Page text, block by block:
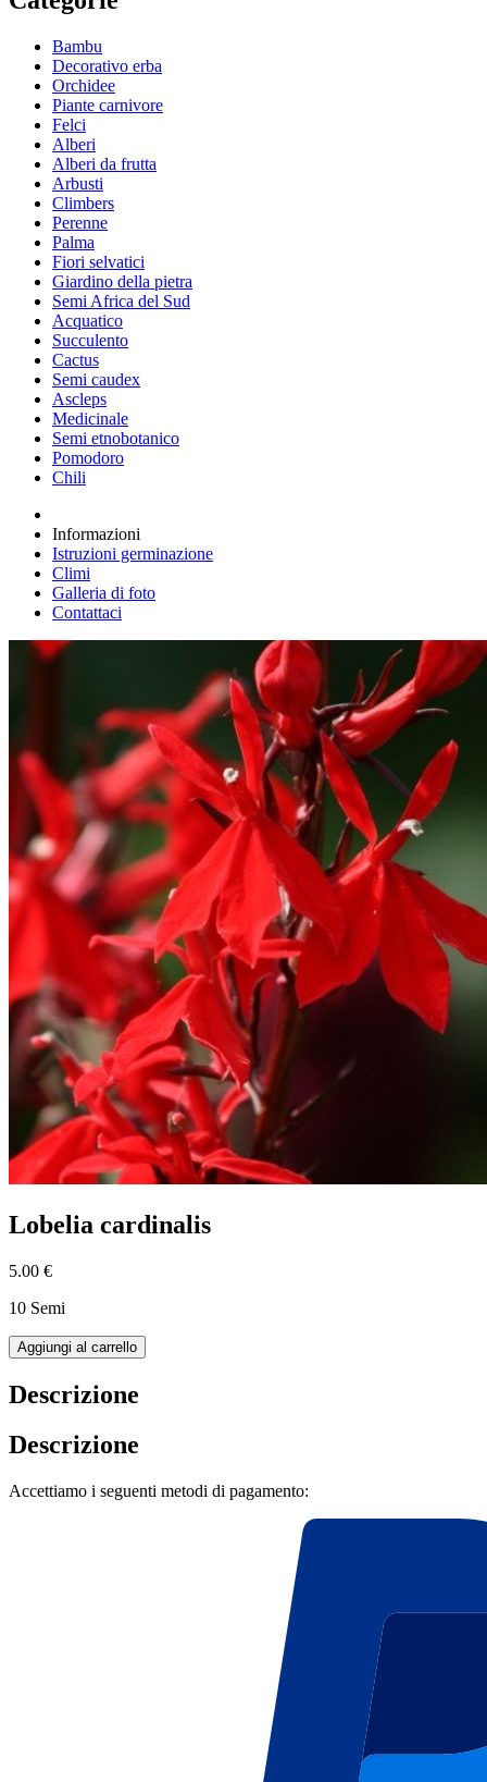
Bambu
Decorativo erba
Orchidee
Piante carnivore
Felci
Alberi
Alberi da frutta
Arbusti
Climbers
Perenne
Palma
Fiori selvatici
Giardino della pietra
Semi Africa del Sud
Acquatico
Succulento
Cactus
Semi caudex
Ascleps
Medicinale
Semi etnobotanico
Pomodoro
Chili
Informazioni
Istruzioni germinazione
Climi
Galleria di foto
Contattaci
Lobelia cardinalis
5.00 €
10 Semi
Aggiungi al carrello
Descrizione
Descrizione
Accettiamo i seguenti metodi di pagamento: